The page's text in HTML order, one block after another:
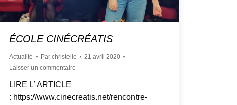
ÉCOLE CINÉCRÉATIS
Actualité Par christelle
21 avril 2020
Laisser un commentaire
LIRE L’ ARTICLE
: https://www.cinecreatis.net/rencontre-